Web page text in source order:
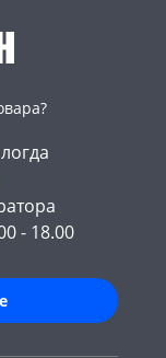
- 18.00